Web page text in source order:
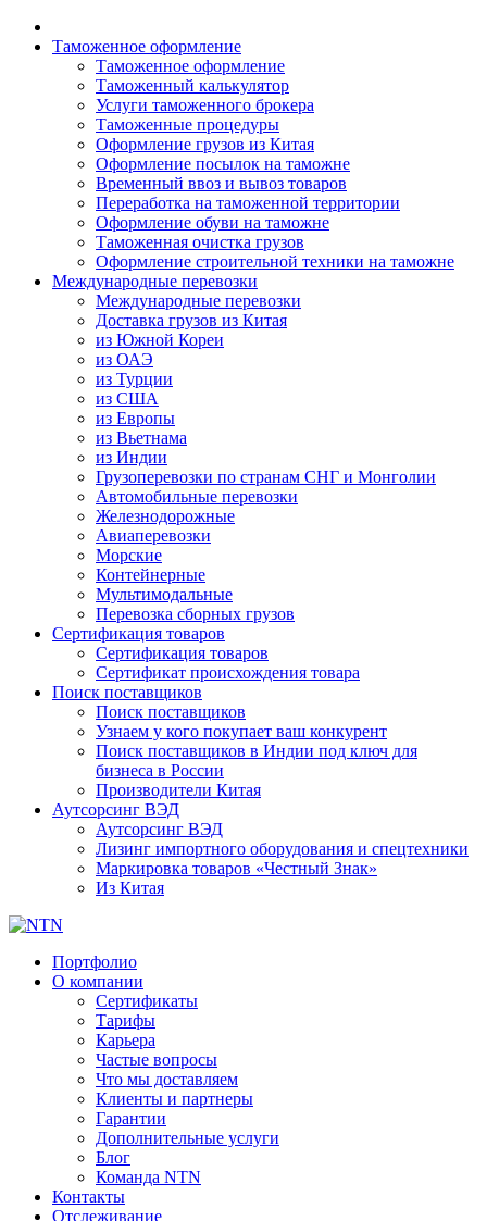
Таможенное оформление
Таможенное оформление
Таможенный калькулятор
Услуги таможенного брокера
Таможенные процедуры
Оформление грузов из Китая
Оформление посылок на таможне
Временный ввоз и вывоз товаров
Переработка на таможенной территории
Оформление обуви на таможне
Таможенная очистка грузов
Оформление строительной техники на таможне
Международные перевозки
Международные перевозки
Доставка грузов из Китая
из Южной Кореи
из ОАЭ
из Турции
из США
из Европы
из Вьетнама
из Индии
Грузоперевозки по странам СНГ и Монголии
Автомобильные перевозки
Железнодорожные
Авиаперевозки
Морские
Контейнерные
Мультимодальные
Перевозка сборных грузов
Сертификация товаров
Сертификация товаров
Сертификат происхождения товара
Поиск поставщиков
Поиск поставщиков
Узнаем у кого покупает ваш конкурент
Поиск поставщиков в Индии под ключ для
бизнеса в России
Производители Китая
Аутсорсинг ВЭД
Аутсорсинг ВЭД
Лизинг импортного оборудования и спецтехники
Маркировка товаров «Честный Знак»
Из Китая
Портфолио
О компании
Сертификаты
Тарифы
Карьера
Частые вопросы
Что мы доставляем
Клиенты и партнеры
Гарантии
Дополнительные услуги
Блог
Команда NTN
Контакты
Отслеживание